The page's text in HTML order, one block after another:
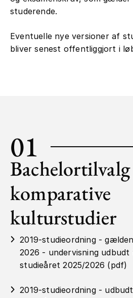
studerende.
Eventuelle nye versioner af
bliver senest offentliggjort i
01
komparative
kulturstudier
2019-studieordning -
2026 - undervisning udbudt
studieåret 2025/2026 (pdf)
2019-studieordning -